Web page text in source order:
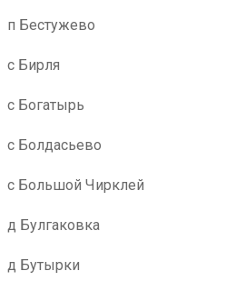
п Бестужево
с Бирля
с Богатырь
с Болдасьево
с Большой Чирклей
д Булгаковка
д Бутырки